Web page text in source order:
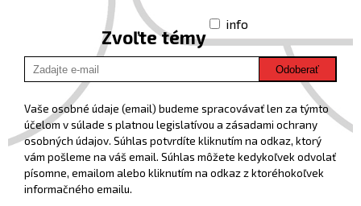
Zvoľte témy
info
Odoberať
Vaše osobné údaje (email) budeme spracovávať len za týmto
účelom v súlade s platnou legislatívou a zásadami ochrany
osobných údajov. Súhlas potvrdíte kliknutím na odkaz, ktorý
vám pošleme na váš email. Súhlas môžete kedykoľvek odvolať
písomne, emailom alebo kliknutím na odkaz z ktoréhokoľvek
informačného emailu.